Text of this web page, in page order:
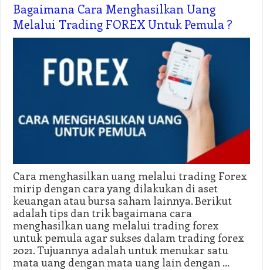
Bagaimana Cara Menghasilkan Uang
Melalui Trading FOREX Untuk Pemula ?
Cara menghasilkan uang melalui trading Forex
mirip dengan cara yang dilakukan di aset
keuangan atau bursa saham lainnya. Berikut
adalah tips dan trik bagaimana cara
menghasilkan uang melalui trading forex
untuk pemula agar sukses dalam trading forex
2021. Tujuannya adalah untuk menukar satu
mata uang dengan mata uang lain dengan …